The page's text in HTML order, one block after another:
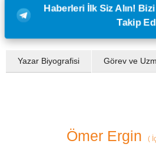
Haberleri İlk Siz Alın!
Takip
Yazar Biyografisi Görev ve
Ömer Ergin (